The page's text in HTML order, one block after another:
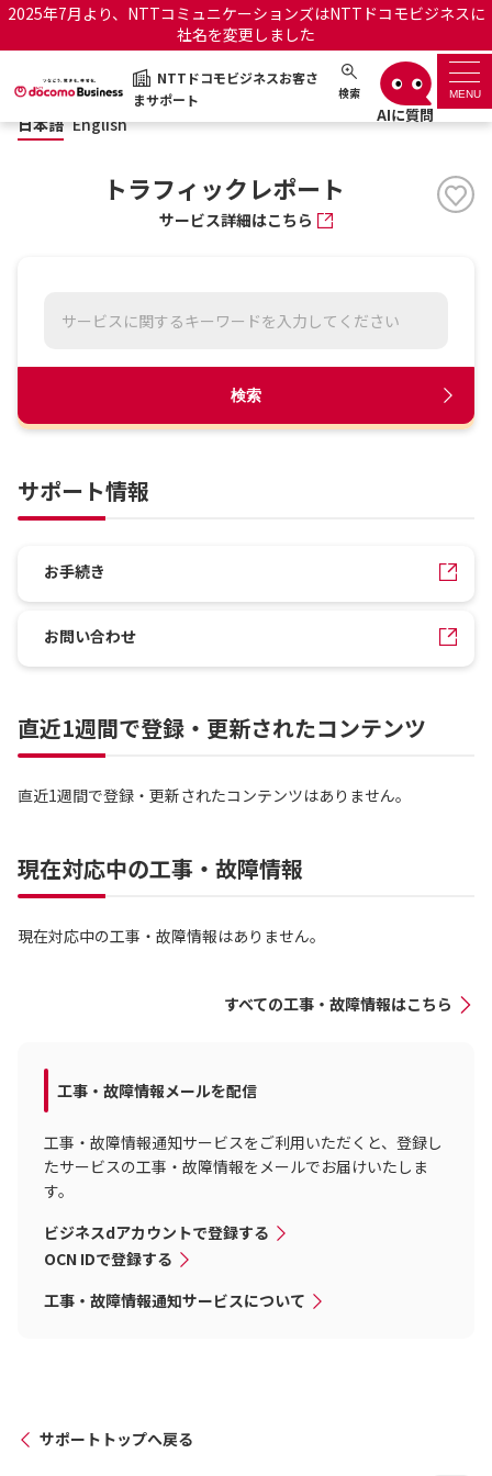
2025年7月より、NTTコミュニケーションズはNTTドコモビジネスに
社名を変更しました
NTTドコモビジネスお客さ
まサポート
検索 MENU
NTTドコモビジネスお客さまサポート 日本語 English
サポートトップ
サービス名から探す
お知らせ サポートサイトの使い方
日本語 English
トラフィックレポート
サービス詳細はこちら
検索
サポート情報
お手続き
お問い合わせ
直近1週間で登録・更新されたコンテンツ
直近1週間で登録・更新されたコンテンツはありません。
現在対応中の工事・故障情報
現在対応中の工事・故障情報はありません。
すべての工事・故障情報はこちら
工事・故障情報メールを配信
工事・故障情報通知サービスをご利用いただくと、登録し
たサービスの工事・故障情報をメールでお届けいたしま
す。
ビジネスdアカウントで登録する
OCN IDで登録する
工事・故障情報通知サービスについて
サポートトップへ戻る